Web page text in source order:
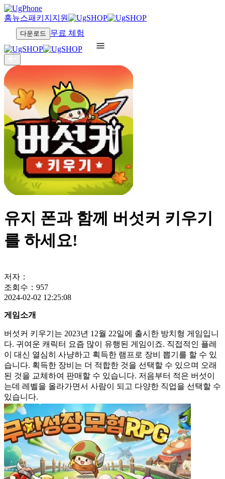
홈뉴스패키지 지원
다운로드 무료 체험
유지 폰과 함께 버섯커 키우기
를 하세요!
저자：
조회수：957
2024-02-02 12:25:08
게임소개
버섯커 키우기는 2023년 12월 22일에 출시한 방치형 게임입니
다. 귀여운 캐릭터 요즘 많이 유행된 게임이죠. 직접적인 플레
이 대신 열심히 사냥하고 획득한 램프로 장비 뽑기를 할 수 있
습니다. 획득한 장비는 더 적합한 것을 선택할 수 있으며 오래
된 것을 교체하여 판매할 수 있습니다. 저음부터 적은 버섯이
는데 레벨을 올라가면서 사람이 되고 다양한 직업을 선택할 수
있습니다.